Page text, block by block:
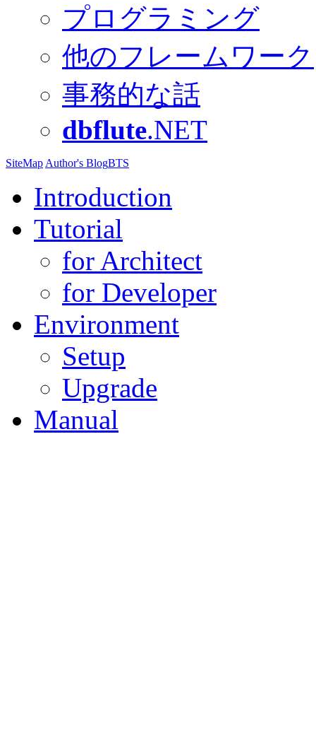
プログラミング
他のフレームワーク
事務的な話
dbflute.NET
SiteMap Author's BlogBTS
Introduction
Tutorial
for Architect
for Developer
Environment
Setup
Upgrade
Manual